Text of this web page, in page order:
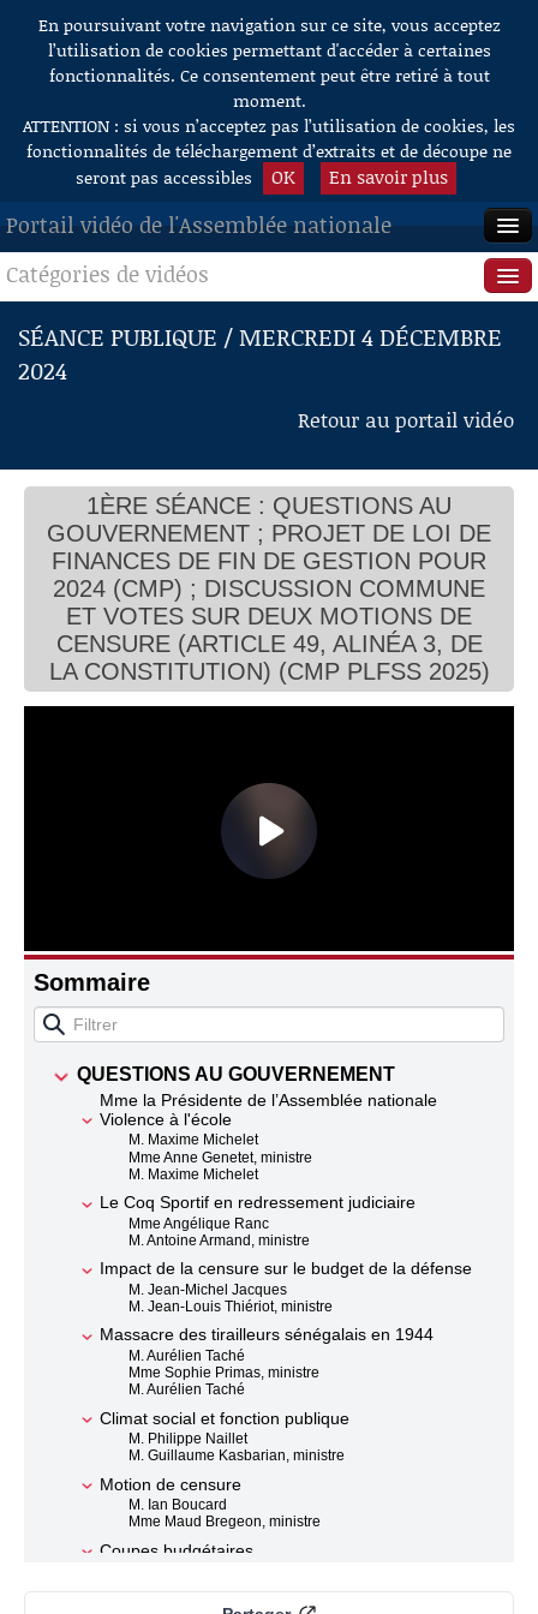
Aller au contenu
En poursuivant votre navigation sur ce site, vous acceptez
l’utilisation de cookies permettant d'accéder à certaines
fonctionnalités. Ce consentement peut être retiré à tout
moment.
ATTENTION : si vous n’acceptez pas l’utilisation de cookies, les
fonctionnalités de téléchargement d’extraits et de découpe ne
seront pas accessibles
OK En savoir plus
Portail vidéo de l'Assemblée nationale
ACCUEIL
EN DIRECT
À LA DEMANDE
AIDE À LA DÉCOUPE
DE VIDÉOS
Catégories de vidéos
Séance publique
Commissions
Présidence
Évènements
Connaissance, Histoire
Autres
SÉANCE PUBLIQUE / MERCREDI 4 DÉCEMBRE
2024
Retour au portail vidéo
1ÈRE SÉANCE : QUESTIONS AU
GOUVERNEMENT ; PROJET DE LOI DE
FINANCES DE FIN DE GESTION POUR
2024 (CMP) ; DISCUSSION COMMUNE
ET VOTES SUR DEUX MOTIONS DE
CENSURE (ARTICLE 49, ALINÉA 3, DE
LA CONSTITUTION) (CMP PLFSS 2025)
Sommaire
QUESTIONS AU GOUVERNEMENT
Mme la Présidente de l’Assemblée nationale
Violence à l'école
M. Maxime Michelet
Mme Anne Genetet, ministre
M. Maxime Michelet
Le Coq Sportif en redressement judiciaire
Mme Angélique Ranc
M. Antoine Armand, ministre
Impact de la censure sur le budget de la défense
M. Jean-Michel Jacques
M. Jean-Louis Thiériot, ministre
Massacre des tirailleurs sénégalais en 1944
M. Aurélien Taché
Mme Sophie Primas, ministre
M. Aurélien Taché
Climat social et fonction publique
M. Philippe Naillet
M. Guillaume Kasbarian, ministre
Motion de censure
M. Ian Boucard
Mme Maud Bregeon, ministre
Coupes budgétaires
Mme Maud Bregeon, ministre